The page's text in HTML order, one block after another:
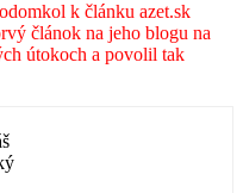
k článku azet.sk
článok na jeho blogu na
útokoch a povolil tak